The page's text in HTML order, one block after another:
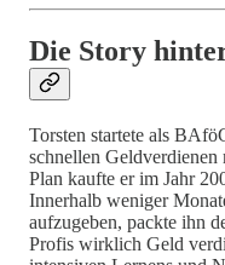
Die Story
Torsten startete als
schnellen
Plan kaufte er im Jahr
Innerhalb weniger
aufzugeben, packte ihn
Profis wirklich Geld